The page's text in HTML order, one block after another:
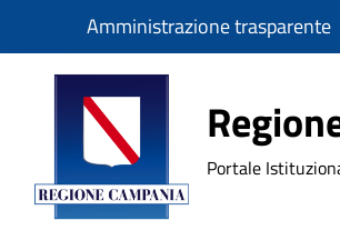
SlimAmministrazione trasparente
Portale